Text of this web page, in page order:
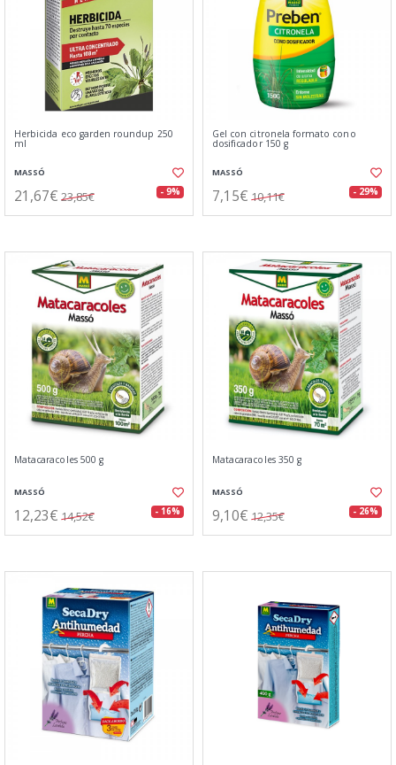
Herbicida eco garden roundup 250
ml
MASSÓ
21,67€ 23,85€ - 9%
Gel con citronela formato cono
dosificador 150 g
MASSÓ
7,15€ 10,11€ - 29%
Matacaracoles 500 g
MASSÓ
12,23€ 14,52€ - 16%
Matacaracoles 350 g
MASSÓ
9,10€ 12,35€ - 26%